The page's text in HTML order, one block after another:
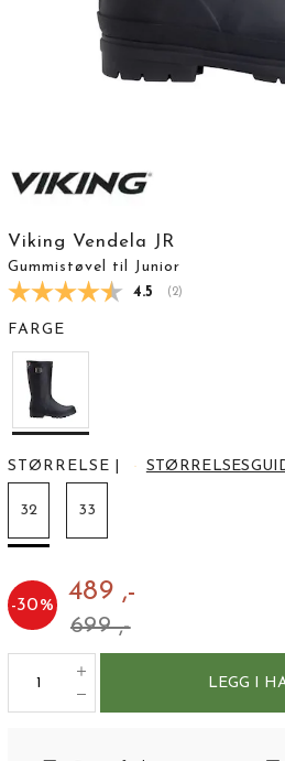
Viking Vendela JR
Gummistøvel til Junior
4.5 (stemmer:
2)
FARGE
STØRRELSE
32 33
-30% 489 ,-
699 ,-
LEGG I